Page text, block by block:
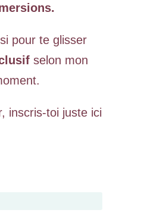
pour te glisser
selon mon
inscris-toi juste ici